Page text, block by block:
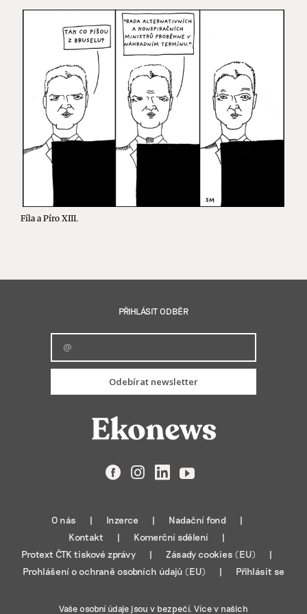
Fíla a Píro XIII.
PŘIHLÁSIT ODBĚR
Odebírat newsletter
FacebookInstagramLinkedIn
YouTube
O nás Inzerce
Nadační fond
Kontakt
Komerční sdělení
Protext ČTK tiskové zprávy
Zásady cookies (EU)
Prohlášení o ochraně osobních údajů (EU)
Přihlásit se
Vaše osobní údaje jsou v bezpečí. Více v našich